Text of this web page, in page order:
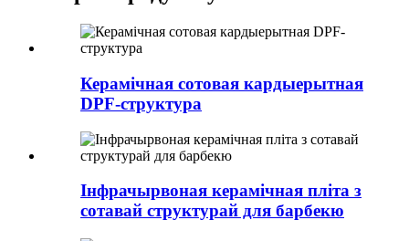
Керамічная сотовая кардыерытная
DPF-структура
Інфрачырвоная керамічная пліта з
сотавай структурай для барбекю